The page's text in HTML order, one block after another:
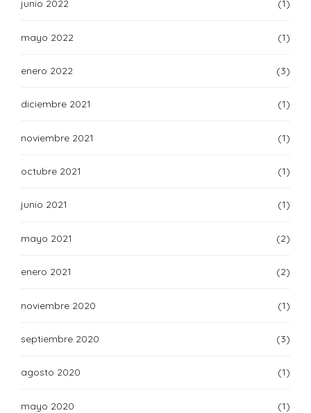
junio 2022 (1)
mayo 2022 (1)
enero 2022 (3)
diciembre 2021 (1)
noviembre 2021 (1)
octubre 2021 (1)
junio 2021 (1)
mayo 2021 (2)
enero 2021 (2)
noviembre 2020 (1)
septiembre 2020 (3)
agosto 2020 (1)
mayo 2020 (1)